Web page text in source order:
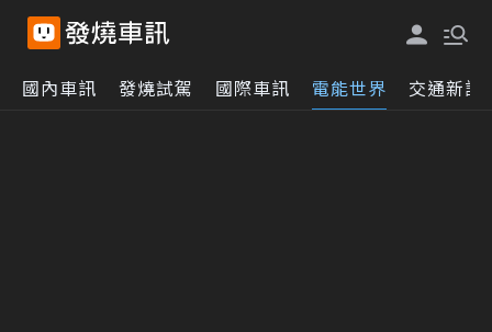
國內車訊 發燒試駕 國際車訊 電能世界 交通新訊